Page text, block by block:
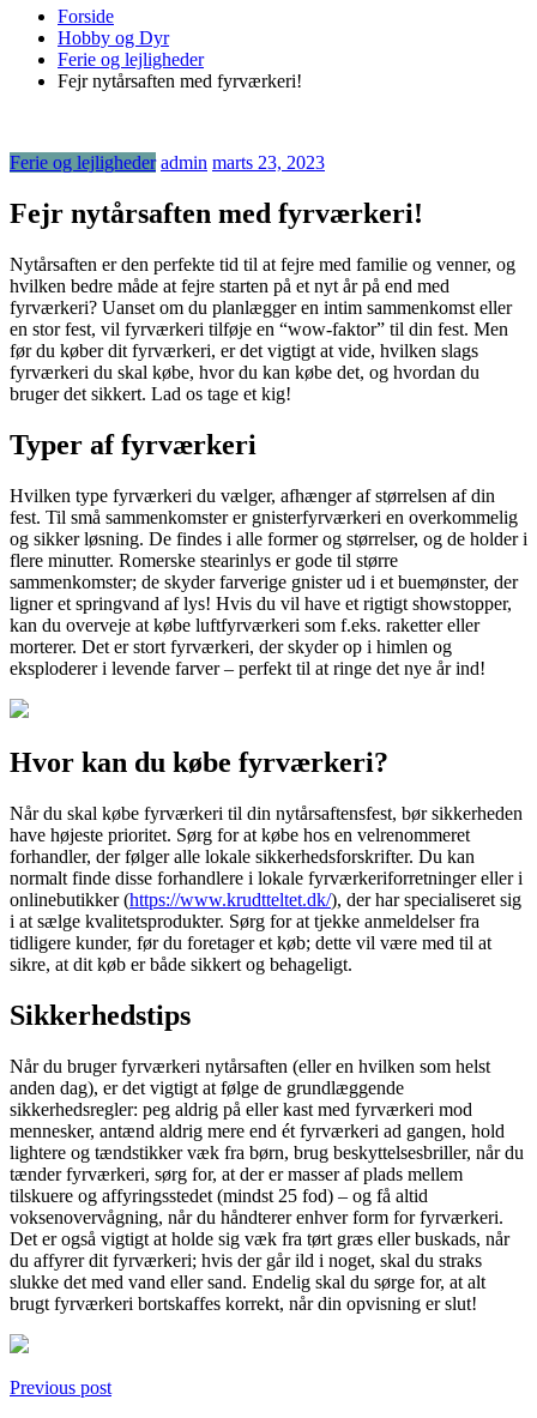
Forside
Hobby og Dyr
Ferie og lejligheder
Fejr nytårsaften med fyrværkeri!
Ferie og lejligheder admin marts 23, 2023
Fejr nytårsaften med fyrværkeri!
Nytårsaften er den perfekte tid til at fejre med familie og venner, og
hvilken bedre måde at fejre starten på et nyt år på end med
fyrværkeri? Uanset om du planlægger en intim sammenkomst eller
en stor fest, vil fyrværkeri tilføje en “wow-faktor” til din fest. Men
før du køber dit fyrværkeri, er det vigtigt at vide, hvilken slags
fyrværkeri du skal købe, hvor du kan købe det, og hvordan du
bruger det sikkert. Lad os tage et kig!
Typer af fyrværkeri
Hvilken type fyrværkeri du vælger, afhænger af størrelsen af din
fest. Til små sammenkomster er gnisterfyrværkeri en overkommelig
og sikker løsning. De findes i alle former og størrelser, og de holder i
flere minutter. Romerske stearinlys er gode til større
sammenkomster; de skyder farverige gnister ud i et buemønster, der
ligner et springvand af lys! Hvis du vil have et rigtigt showstopper,
kan du overveje at købe luftfyrværkeri som f.eks. raketter eller
morterer. Det er stort fyrværkeri, der skyder op i himlen og
eksploderer i levende farver – perfekt til at ringe det nye år ind!
Hvor kan du købe fyrværkeri?
Når du skal købe fyrværkeri til din nytårsaftensfest, bør sikkerheden
have højeste prioritet. Sørg for at købe hos en velrenommeret
forhandler, der følger alle lokale sikkerhedsforskrifter. Du kan
normalt finde disse forhandlere i lokale fyrværkeriforretninger eller i
onlinebutikker (https://www.krudtteltet.dk/), der har specialiseret sig
i at sælge kvalitetsprodukter. Sørg for at tjekke anmeldelser fra
tidligere kunder, før du foretager et køb; dette vil være med til at
sikre, at dit køb er både sikkert og behageligt.
Sikkerhedstips
Når du bruger fyrværkeri nytårsaften (eller en hvilken som helst
anden dag), er det vigtigt at følge de grundlæggende
sikkerhedsregler: peg aldrig på eller kast med fyrværkeri mod
mennesker, antænd aldrig mere end ét fyrværkeri ad gangen, hold
lightere og tændstikker væk fra børn, brug beskyttelsesbriller, når du
tænder fyrværkeri, sørg for, at der er masser af plads mellem
tilskuere og affyringsstedet (mindst 25 fod) – og få altid
voksenovervågning, når du håndterer enhver form for fyrværkeri.
Det er også vigtigt at holde sig væk fra tørt græs eller buskads, når
du affyrer dit fyrværkeri; hvis der går ild i noget, skal du straks
slukke det med vand eller sand. Endelig skal du sørge for, at alt
brugt fyrværkeri bortskaffes korrekt, når din opvisning er slut!
Previous post